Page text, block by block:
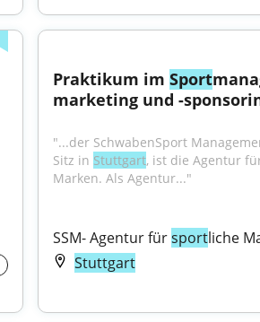
Praktikum im Sport
marketing und -
"...der SchwabenSport
Sitz in Stuttgart, ist die Agentur
Marken. Als Agentur..."
SSM- Agentur für sportliche
Stuttgart